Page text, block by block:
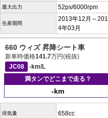
最大出力 52ps/6000rpm
生産期間
2013年12月～201
4年03月
660 ウィズ 昇降シート車
新車時価格141.7万円(税抜)
JC08
-km/L
満タンでどこまで走る？
-km
排気量 658cc